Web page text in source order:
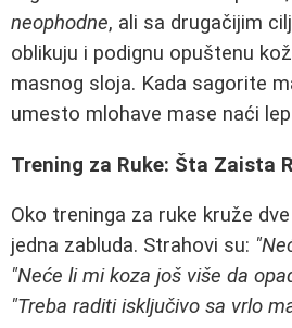
neophodne, ali sa drugačijim
oblikuju i podignu opuštenu
masnog sloja. Kada sagorite
umesto mlohave mase naći
Trening za Ruke: Šta Zaista
Oko treninga za ruke kruže
jedna zabluda. Strahovi su:
"Neće li mi koza još više da
"Treba raditi isključivo sa vrlo